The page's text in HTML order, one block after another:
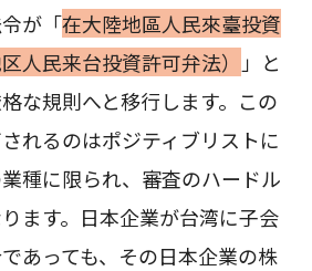
が「在大陸地區人民來臺投資
人民来台投資許可弁法）
」と
な規則へと移行します。この
れるのはポジティブリストに
種に限られ、審査のハードル
ます。日本企業が台湾に子会
あっても、その日本企業の株